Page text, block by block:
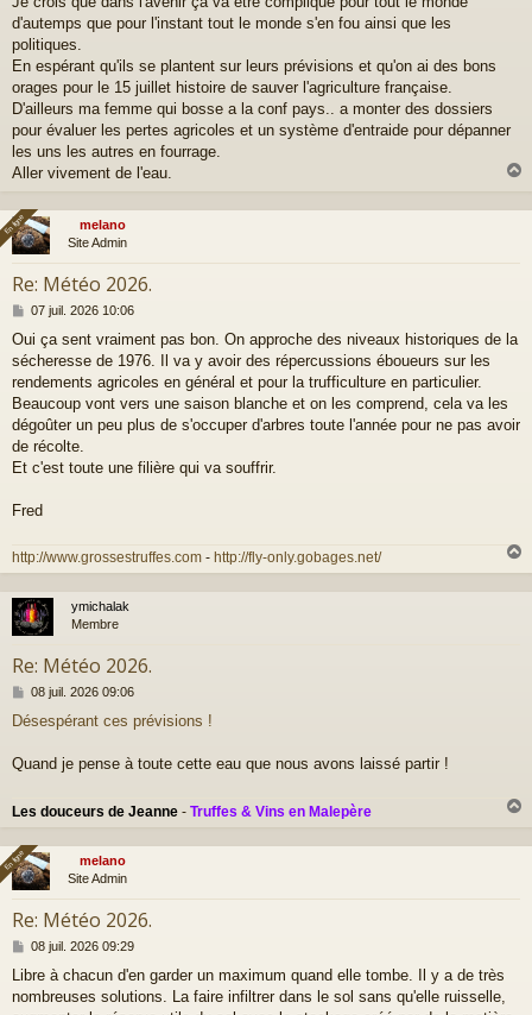
d'autemps que pour l'instant tout le monde s'en fou ainsi que les
politiques.
En espérant qu'ils se plantent sur leurs prévisions et qu'on ai des bons
orages pour le 15 juillet histoire de sauver l'agriculture française.
D'ailleurs ma femme qui bosse a la conf pays.. a monter des dossiers
pour évaluer les pertes agricoles et un système d'entraide pour dépanner
les uns les autres en fourrage.
Aller vivement de l'eau.
u
melano
Site Admin
Re: Météo 2026.
M
s
s
a
g
e
07 juil. 2026 10:06
Oui ça sent vraiment pas bon. On approche des niveaux historiques de la
sécheresse de 1976. Il va y avoir des répercussions éboueurs sur les
rendements agricoles en général et pour la trufficulture en particulier.
Beaucoup vont vers une saison blanche et on les comprend, cela va les
dégoûter un peu plus de s'occuper d'arbres toute l'année pour ne pas avoir
de récolte.
Et c'est toute une filière qui va souffrir.
Fred
http://www.grossestruffes.com - http://fly-only.gobages.net/
a
En ligne
En ligne
ymichalak
Membre
Re: Météo 2026.
M
s
a
08 juil. 2026 09:06
Désespérant ces prévisions !
Quand je pense à toute cette eau que nous avons laissé partir !
Les douceurs de Jeanne - Truffes & Vins en Malepère
u
melano
Site Admin
Re: Météo 2026.
M
s
s
08 juil. 2026 09:29
Libre à chacun d'en garder un maximum quand elle tombe. Il y a de très
nombreuses solutions. La faire infiltrer dans le sol sans qu'elle ruisselle,
En ligne
En ligne